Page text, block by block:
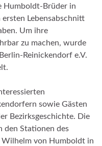
Humboldt-Brüder in
ersten Lebensabschnitt
Um ihre
zu machen, wurde
Reinickendorf e.V.
sowie Gästen
Bezirksgeschichte. Die
den Stationen des
Wilhelm von Humboldt in